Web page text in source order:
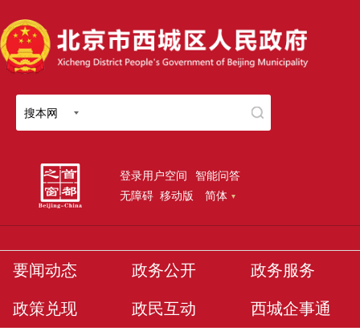
搜本网
登录用户空间 智能问答
无障碍 移动版 简体
要闻动态 政务公开 政务服务
政策兑现 政民互动 西城企事通